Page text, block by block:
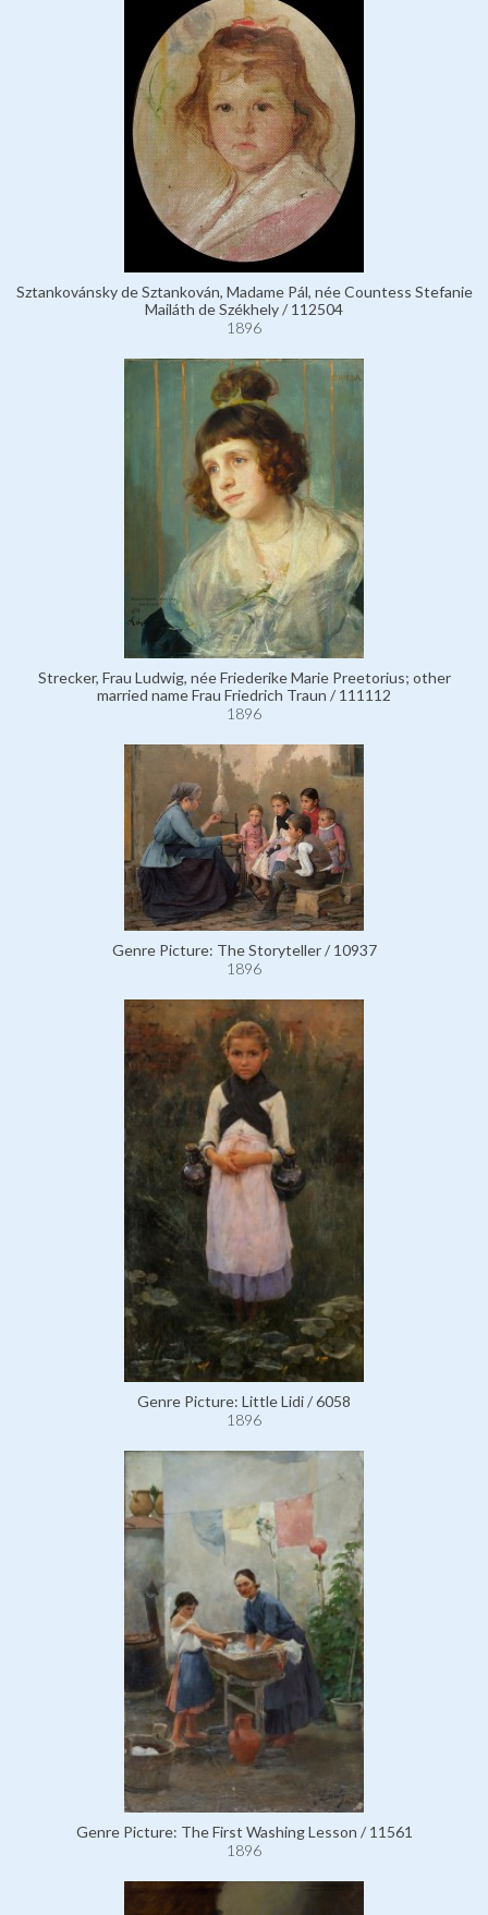
Sztankovánsky de Sztankován, Madame Pál, née Countess Stefanie
Mailáth de Székhely / 112504
1896
Strecker, Frau Ludwig, née Friederike Marie Preetorius; other
married name Frau Friedrich Traun / 111112
1896
Genre Picture: The Storyteller / 10937
1896
Genre Picture: Little Lidi / 6058
1896
Genre Picture: The First Washing Lesson / 11561
1896